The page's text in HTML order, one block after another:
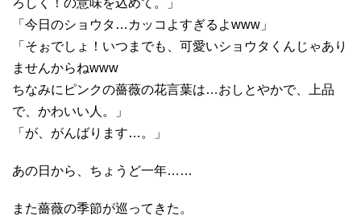
「今日のショウタ…カッコよすぎるよwww」
「そぉでしょ！いつまでも、可愛いショウタくんじゃあり
ませんからねwww
ちなみにピンクの薔薇の花言葉は…おしとやかで、上品
で、かわいい人。」
「が、がんばります…。」
あの日から、ちょうど一年……
また薔薇の季節が巡ってきた。